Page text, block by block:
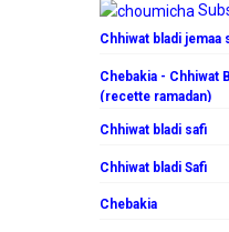
Chhiwat bladi jemaa
Chebakia - Chhiwat
(recette ramadan)
Chhiwat bladi safi
Chhiwat bladi Safi
Chebakia